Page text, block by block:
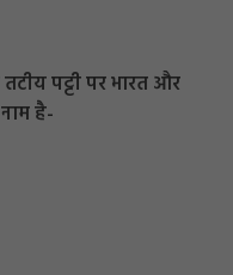
पट्टी पर भारत और
है-